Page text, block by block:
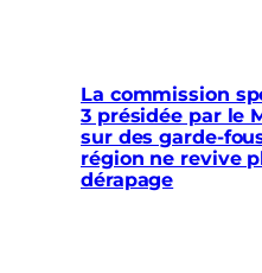
La commission
3 présidée par le
sur des garde-
région ne revive
dérapage